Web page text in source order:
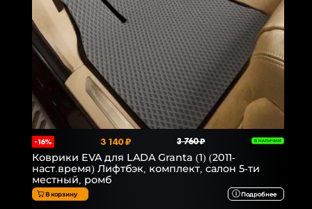
-16% 3 140 ₽ 3 760 ₽ В НАЛИЧИИ
Коврики EVA для LADA Granta (1) (2011-
наст.время) Лифтбэк, комплект, салон 5-ти
местный, ромб
В корзину Подробнее